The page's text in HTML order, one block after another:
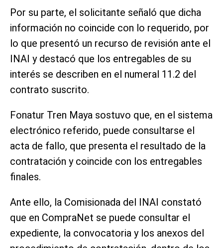
Por su parte, el solicitante señaló que dicha
información no coincide con lo requerido, por
lo que presentó un recurso de revisión ante el
INAI y destacó que los entregables de su
interés se describen en el numeral 11.2 del
contrato suscrito.
Fonatur Tren Maya sostuvo que, en el sistema
electrónico referido, puede consultarse el
acta de fallo, que presenta el resultado de la
contratación y coincide con los entregables
finales.
Ante ello, la Comisionada del INAI constató
que en CompraNet se puede consultar el
expediente, la convocatoria y los anexos del